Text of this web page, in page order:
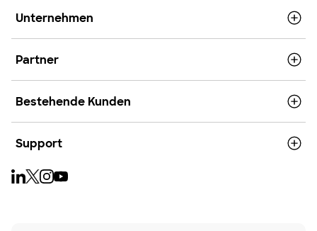
Unternehmen
Partner
Bestehende Kunden
Support